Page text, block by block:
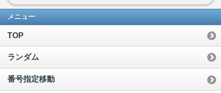
メニュー
TOP
ランダム
番号指定移動